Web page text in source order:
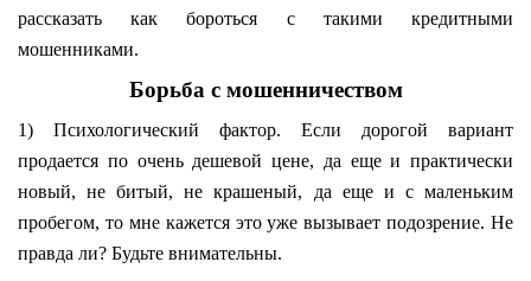
рассказать как бороться с такими кредитными
мошенниками.
Борьба с мошенничеством
1) Психологический фактор. Если дорогой вариант
продается по очень дешевой цене, да еще и практически
новый, не битый, не крашеный, да еще и с маленьким
пробегом, то мне кажется это уже вызывает подозрение. Не
правда ли? Будьте внимательны.